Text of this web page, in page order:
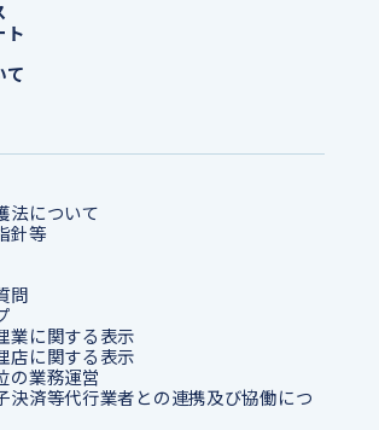
ト
て
法について
針等
問
業に関する表示
店に関する表示
の業務運営
決済等代行業者との連携及び協働につ